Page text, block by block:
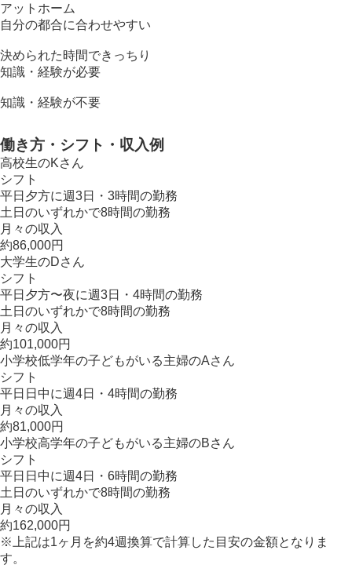
アットホーム
自分の都合に合わせやすい
決められた時間できっちり
知識・経験が必要
知識・経験が不要
働き方・シフト・収入例
高校生のKさん
シフト
平日夕方に週3日・3時間の勤務
土日のいずれかで8時間の勤務
月々の収入
約86,000円
大学生のDさん
シフト
平日夕方〜夜に週3日・4時間の勤務
土日のいずれかで8時間の勤務
月々の収入
約101,000円
小学校低学年の子どもがいる主婦のAさん
シフト
平日日中に週4日・4時間の勤務
月々の収入
約81,000円
小学校高学年の子どもがいる主婦のBさん
シフト
平日日中に週4日・6時間の勤務
土日のいずれかで8時間の勤務
月々の収入
約162,000円
※上記は1ヶ月を約4週換算で計算した目安の金額となりま
す。